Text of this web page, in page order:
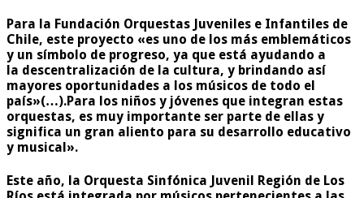
Para la Fundación Orquestas Juveniles e Infantiles de
Chile, este proyecto «es uno de los más emblemáticos
y un símbolo de progreso, ya que está ayudando a
la descentralización de la cultura, y brindando así
mayores oportunidades a los músicos de todo el
país»(…).Para los niños y jóvenes que integran estas
orquestas, es muy importante ser parte de ellas y
significa un gran aliento para su desarrollo educativo
y musical».
Este año, la Orquesta Sinfónica Juvenil Región de Los